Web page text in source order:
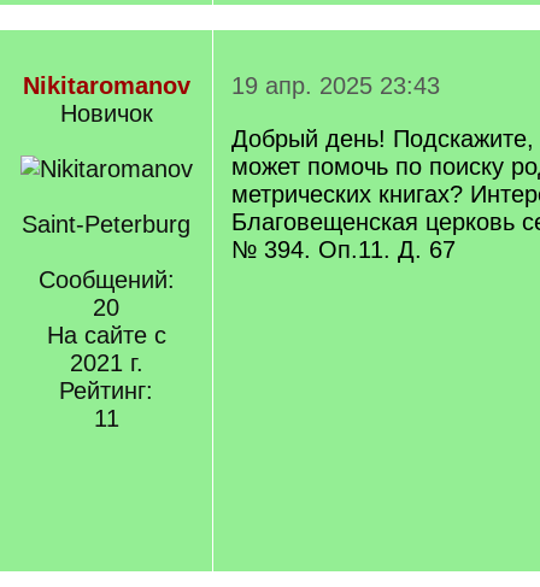
Nikitaromanov
Новичок
Saint-Peterburg
Сообщений:
20
На сайте с
2021 г.
Рейтинг:
11
19 апр. 2025 23:43
Добрый день! Подскажите,
может помочь по поиску
метрических книгах?
Благовещенская церковь
№ 394. Оп.11. Д. 67